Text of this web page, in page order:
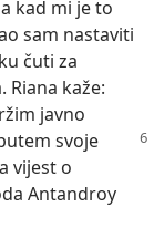
kad mi je to
sam nastaviti
čuti za
Riana kaže:
javno
svoje
vijest o
Antandroy